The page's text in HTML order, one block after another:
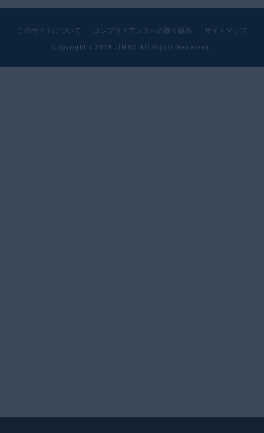
このサイトについて コンプライアンスへの取り組み
サイトマップ
Copyright c 2018 JIMRO All Rights Reserved.